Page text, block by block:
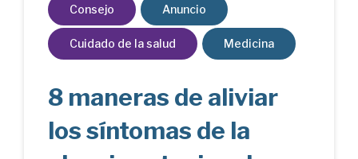
Consejo Anuncio
Cuidado de la salud Medicina
8 maneras de aliviar
los síntomas de la